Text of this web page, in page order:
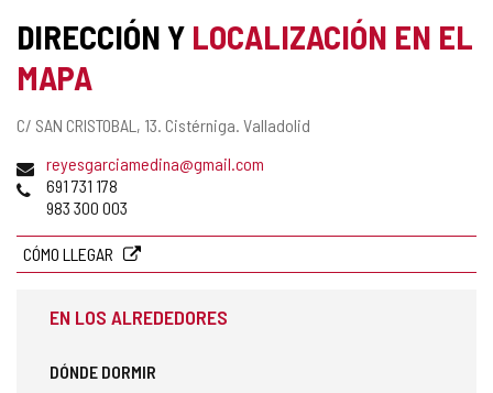
DIRECCIÓN Y LOCALIZACIÓN EN EL
MAPA
Dirección
C/ SAN CRISTOBAL, 13. Cistérniga. Valladolid
Dirección
de
correo
reyesgarciamedina@gmail.com
Teléfonos
691 731 178
983 300 003
CÓMO LLEGAR
EN LOS ALREDEDORES
DÓNDE DORMIR